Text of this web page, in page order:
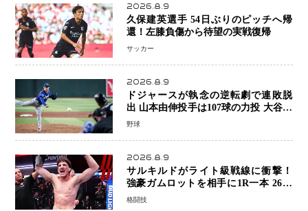
2026.8.9
久保建英選手 54日ぶりのピッチへ帰
還！左膝負傷から待望の実戦復帰
サッカー
2026.8.9
ドジャースが執念の逆転劇で連敗脱
出 山本由伸投手は107球の力投 大谷翔
平選手が延長10回に勝利を呼び込む一
野球
2026.8.9
サルキルドがライト級戦線に衝撃！
強豪ガムロットを相手に1R一本 26歳
の豪州の新星が「トップ戦線」へ名乗
格闘技